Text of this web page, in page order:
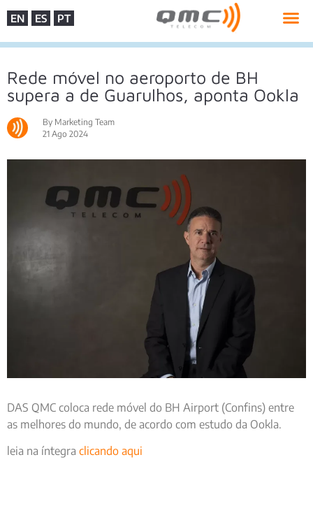
EN ES PT
Rede móvel no aeroporto de BH
supera a de Guarulhos, aponta Ookla
By Marketing Team
21 Ago 2024
DAS QMC coloca rede móvel do BH Airport (Confins) entre
as melhores do mundo, de acordo com estudo da Ookla.
leia na íntegra clicando aqui